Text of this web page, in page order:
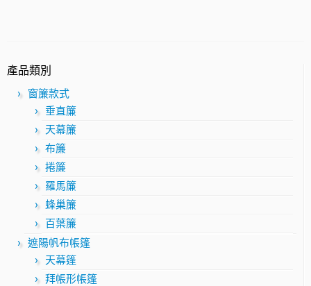
產品類別
窗簾款式
垂直簾
天幕簾
布簾
捲簾
羅馬簾
蜂巢簾
百葉簾
遮陽帆布帳篷
天幕篷
拜帳形帳篷